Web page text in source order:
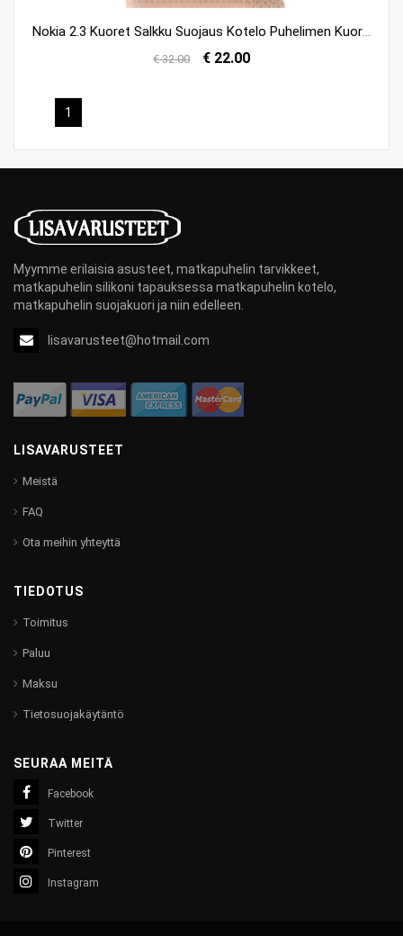
€ 32.00 € 22.00
1
Myymme erilaisia asusteet, matkapuhelin tarvikkeet,
matkapuhelin silikoni tapauksessa matkapuhelin kotelo,
matkapuhelin suojakuori ja niin edelleen.
lisavarusteet@hotmail.com
LISAVARUSTEET
Meistä
FAQ
Ota meihin yhteyttä
TIEDOTUS
Toimitus
Paluu
Maksu
Tietosuojakäytäntö
SEURAA MEITÄ
Facebook
Twitter
Pinterest
Instagram